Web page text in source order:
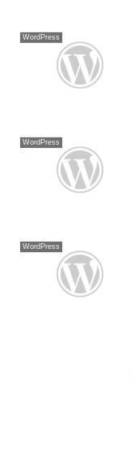
WordPress
WordPress
WordPress